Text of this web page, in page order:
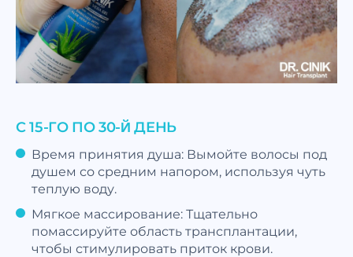
С 15-ГО ПО 30-Й ДЕНЬ
Время принятия душа: Вымойте волосы под
душем со средним напором, используя чуть
теплую воду.
Мягкое массирование: Тщательно
помассируйте область трансплантации,
чтобы стимулировать приток крови.